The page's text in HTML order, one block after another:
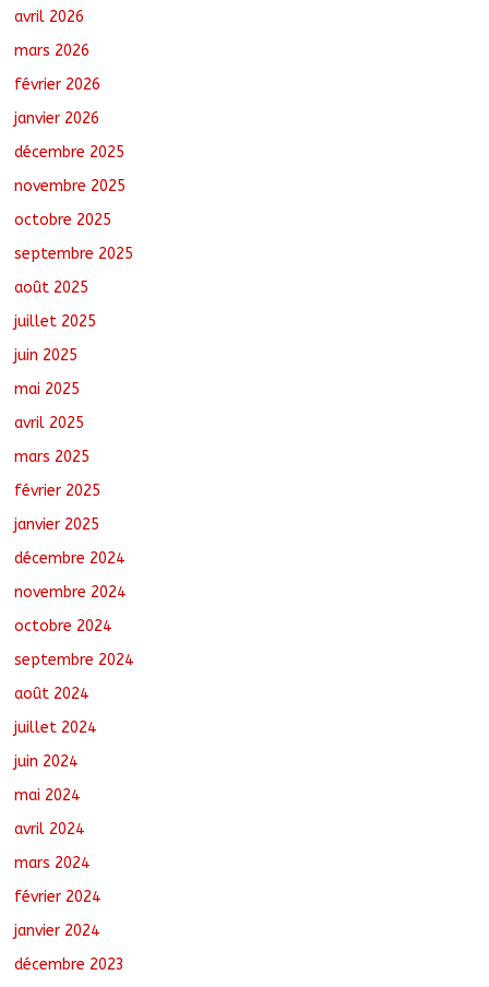
avril 2026
mars 2026
février 2026
janvier 2026
décembre 2025
novembre 2025
octobre 2025
septembre 2025
août 2025
juillet 2025
juin 2025
mai 2025
avril 2025
mars 2025
février 2025
janvier 2025
décembre 2024
novembre 2024
octobre 2024
septembre 2024
août 2024
juillet 2024
juin 2024
mai 2024
avril 2024
mars 2024
février 2024
janvier 2024
décembre 2023